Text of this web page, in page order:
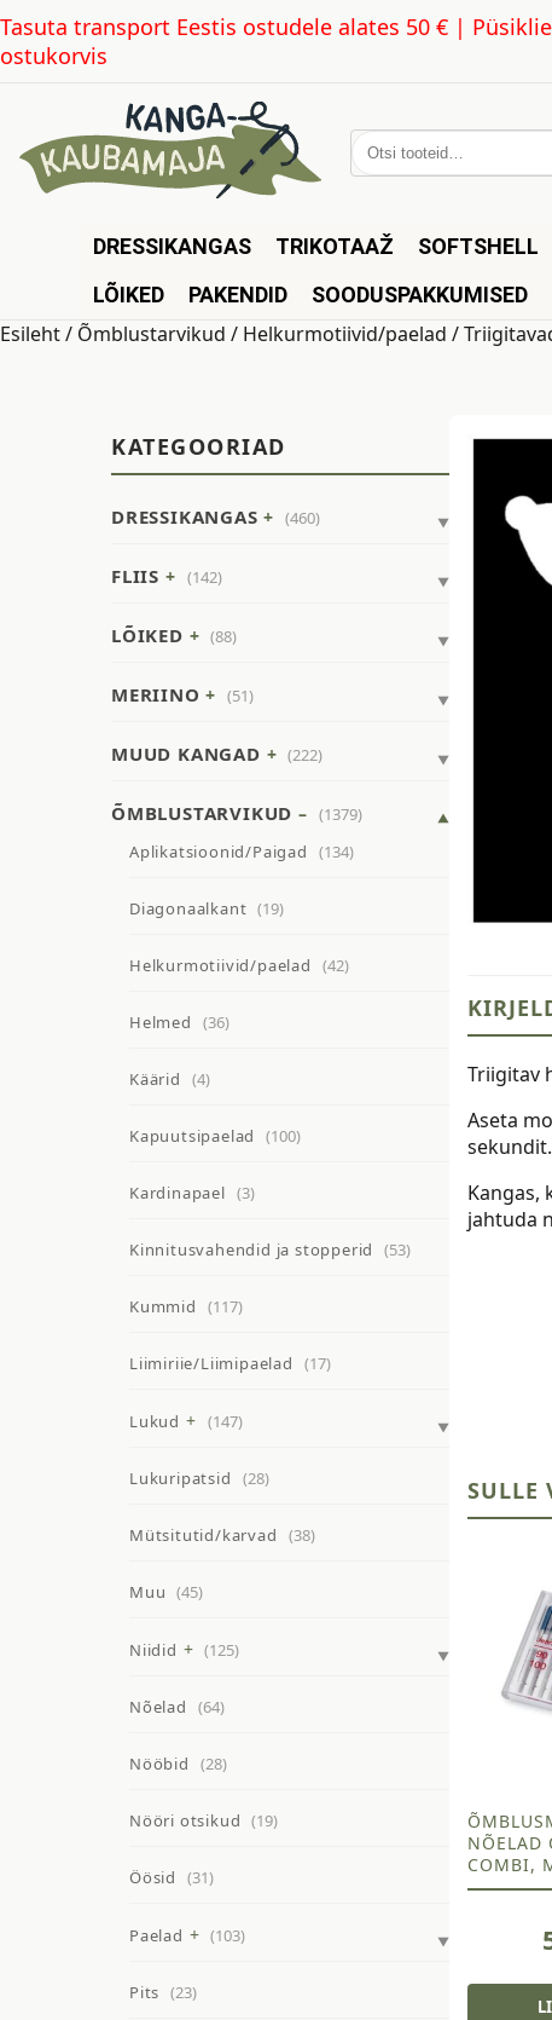
Tasuta transport Eestis ostudele alates 50 € |
ostukorvis
Otsi:
DRESSIKANGAS TRIKOTAAŽ SOFTSHELL
LÕIKED
PAKENDID SOODUSPAKKUMISED
Esileht/ Õmblustarvikud / Helkurmotiivid/paelad /
KATEGOORIAD
DRESSIKANGAS (460)
FLIIS (142)
LÕIKED (88)
MERIINO (51)
MUUD KANGAD (222)
ÕMBLUSTARVIKUD
(1379)
Aplikatsioonid/Paigad
(134)
Diagonaalkant (19)
Helkurmotiivid/paelad (42)
Helmed (36)
Käärid (4)
Kapuutsipaelad (100)
Kardinapael (3)
Kinnitusvahendid ja stopperid (53)
Kummid (117)
Liimiriie/Liimipaelad (17)
Lukud (147)
Lukuripatsid (28)
Mütsitutid/karvad (38)
Muu (45)
Niidid (125)
Nõelad (64)
Nööbid (28)
Nööri otsikud (19)
Öösid (31)
Paelad (103)
Pits (23)
Triigitav
Aseta
Kangas,
jahtuda
SULLE
NÕELAD
COMBI,